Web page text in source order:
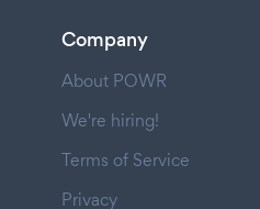
Company
About POWR
We're hiring!
Terms of Service
Privacy